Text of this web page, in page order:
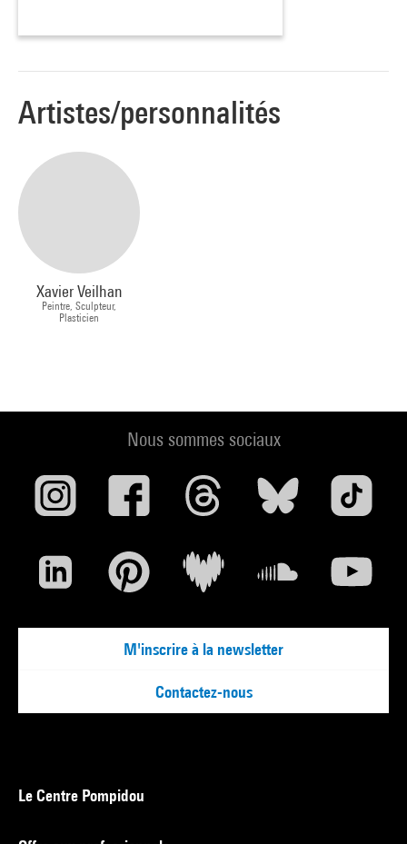
Artistes/personnalités
Xavier Veilhan
Peintre, Sculpteur,
Plasticien
Nous sommes sociaux
M'inscrire à la newsletter
Contactez-nous
Le Centre Pompidou